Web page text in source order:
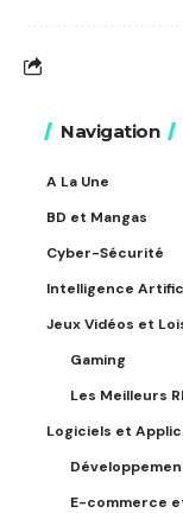
Navigation
A La Une
BD et Mangas
Cyber-Sécurité
Intelligence
Jeux Vidéos et
Gaming
Les Meilleurs
Logiciels et
E-commerce